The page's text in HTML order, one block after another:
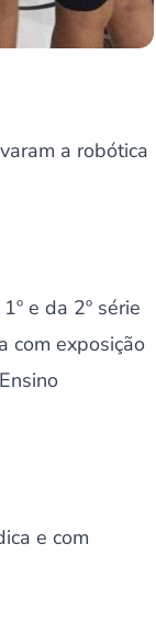
a robótica
e da 2º série
com exposição
e com